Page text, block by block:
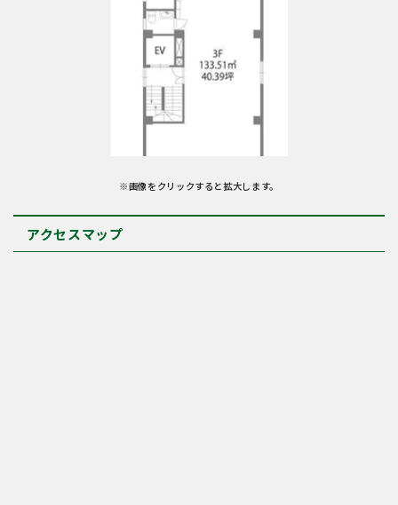
※画像をクリックすると拡大します。
アクセスマップ